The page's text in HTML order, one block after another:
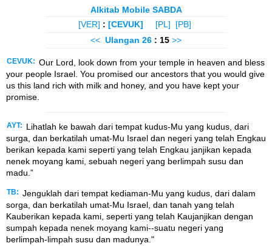
Alkitab Mobile SABDA
[VER] : [CEVUK] [PL]
[PB]
<< Ulangan 26 : 15 >>
CEVUK: Our Lord, look down from your temple in heaven and bless
your people Israel. You promised our ancestors that you would give
us this land rich with milk and honey, and you have kept your
promise.
AYT:
Lihatlah ke bawah dari tempat kudus-Mu yang kudus, dari
surga, dan berkatilah umat-Mu Israel dan negeri yang telah Engkau
berikan kepada kami seperti yang telah Engkau janjikan kepada
nenek moyang kami, sebuah negeri yang berlimpah susu dan
madu.”
TB: Jenguklah dari tempat kediaman-Mu yang kudus, dari dalam
sorga, dan berkatilah umat-Mu Israel, dan tanah yang telah
Kauberikan kepada kami, seperti yang telah Kaujanjikan dengan
sumpah kepada nenek moyang kami--suatu negeri yang
berlimpah-limpah susu dan madunya."